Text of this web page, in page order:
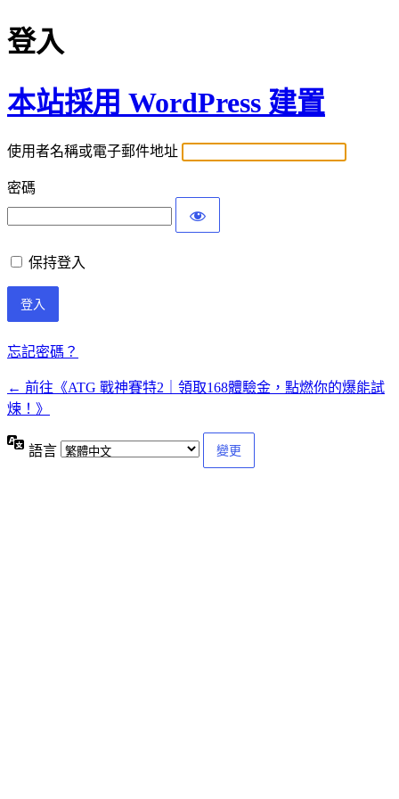
登入
本站採用 WordPress 建置
使用者名稱或電子郵件地址
密碼
保持登入
忘記密碼？
← 前往《ATG 戰神賽特2｜領取168體驗金，點燃你的爆能試
煉！》
語言